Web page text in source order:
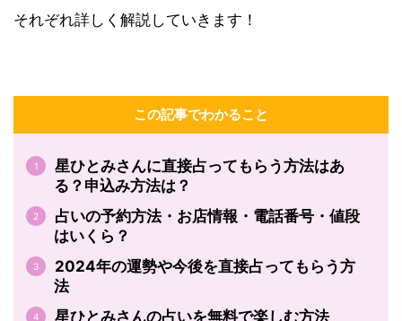
それぞれ詳しく解説していきます！
この記事でわかること
星ひとみさんに直接占ってもらう方法はあ
る？申込み方法は？
占いの予約方法・お店情報・電話番号・値段
はいくら？
2024年の運勢や今後を直接占ってもらう方
法
星ひとみさんの占いを無料で楽しむ方法